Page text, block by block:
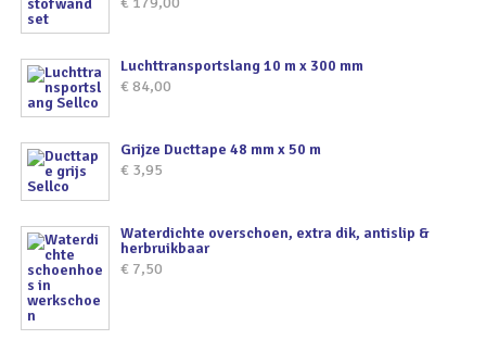
Luchttransportslang 10 m x 300 mm
€ 84,00
Grijze Ducttape 48 mm x 50 m
€ 3,95
Waterdichte overschoen, extra dik, antislip &
herbruikbaar
€ 7,50